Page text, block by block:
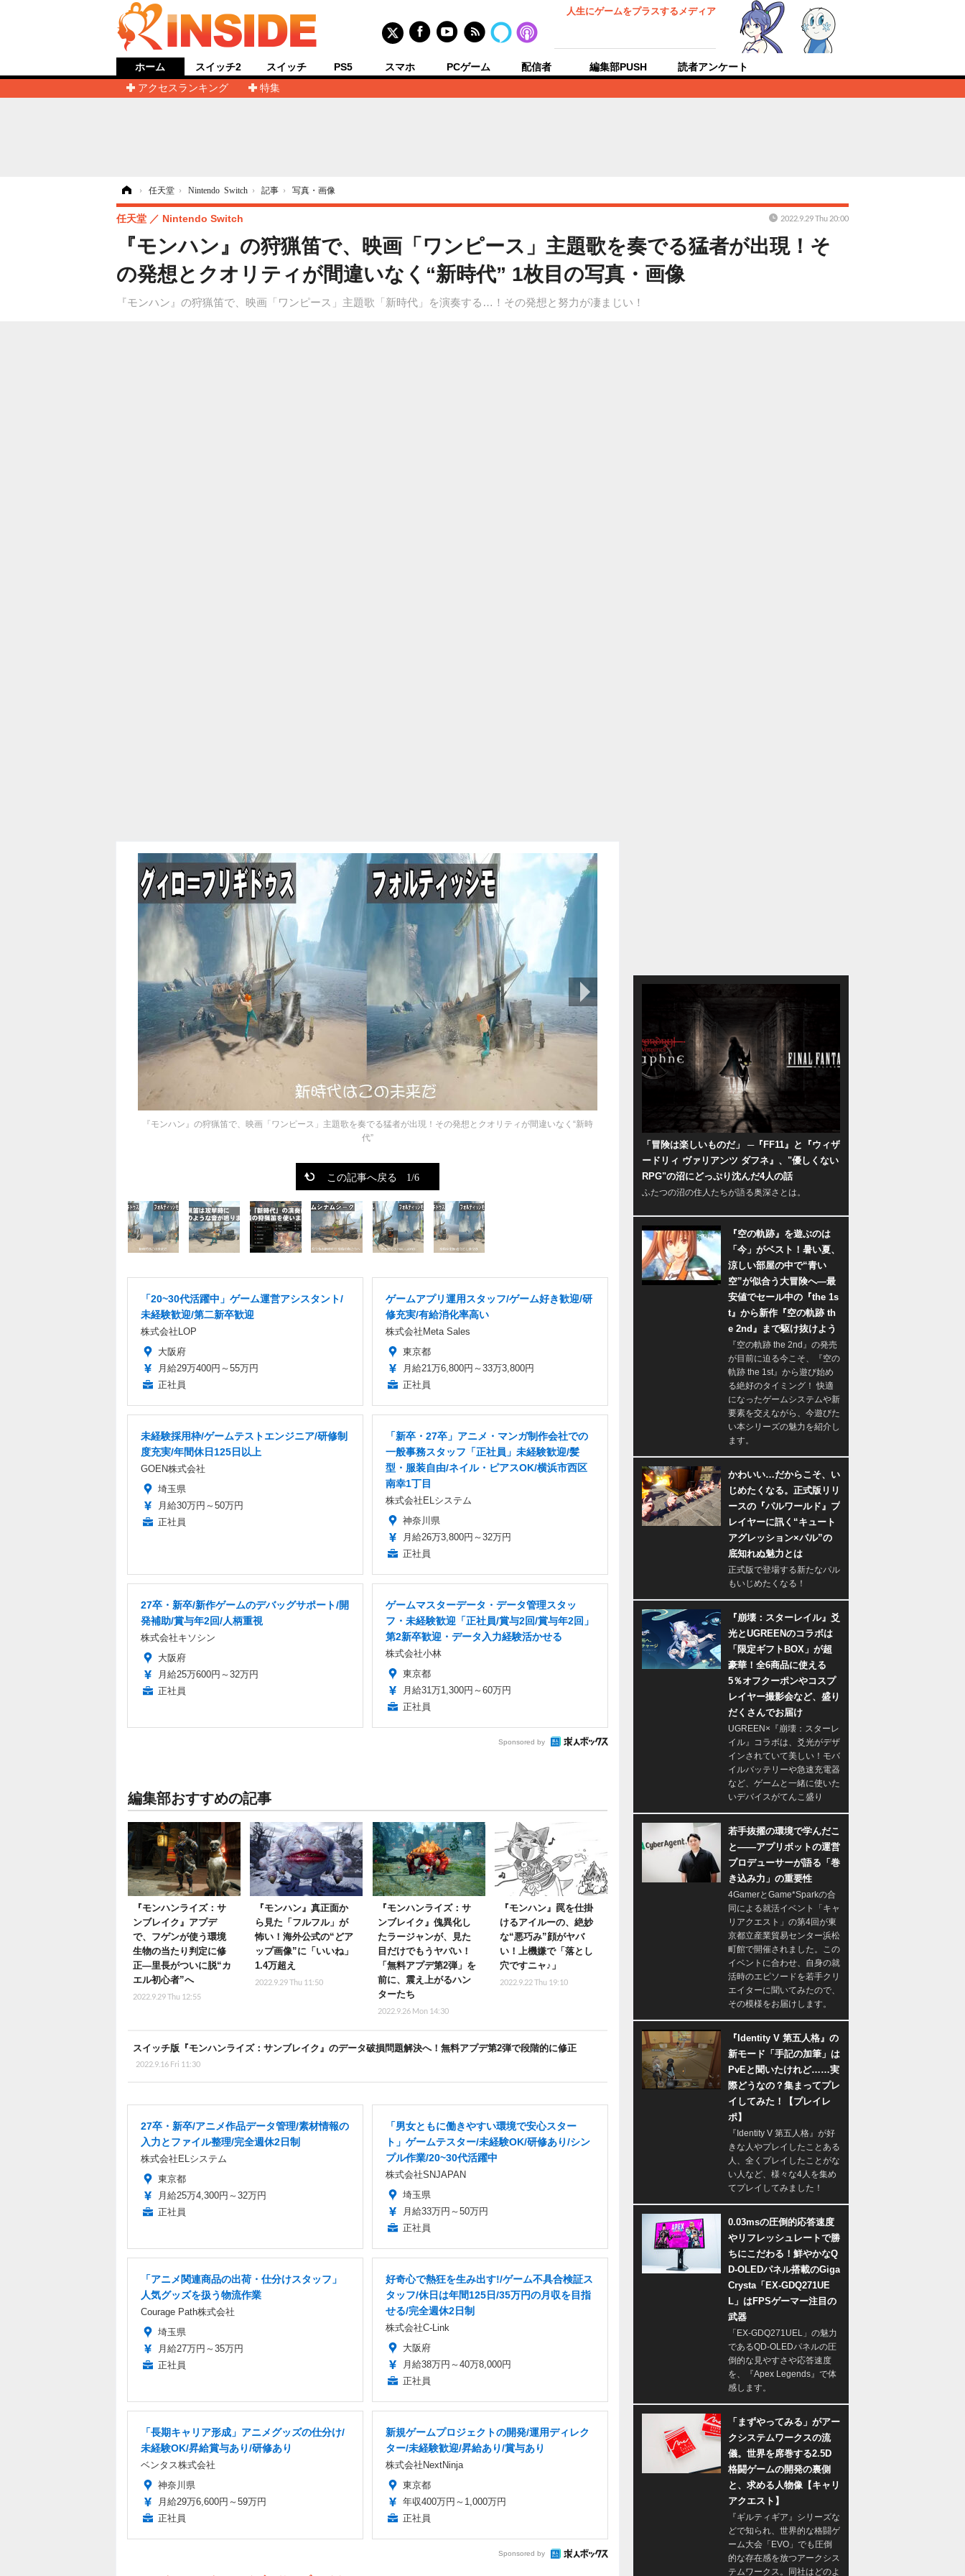
人生にゲームをプラスするメディア
ホーム
アクセスランキング
特集
スイッチ2 スイッチ PS5 スマホ PCゲーム 配信者 編集部PUSH 読者アンケート
› 任天堂 › Nintendo Switch › 記事 › 写真・画像
『モンハン』の狩猟笛で、映画「ワンピース」主題歌を奏でる猛者が出現！そ
の発想とクオリティが間違いなく“新時代” 1枚目の写真・画像
『モンハン』の狩猟笛で、映画「ワンピース」主題歌「新時代」を演奏する…！その発想と努力が凄まじい！
任天堂 Nintendo Switch 2022.9.29 Thu 20:00
『モンハン』の狩猟笛で、映画「ワンピース」主題歌を奏でる猛者が出現！その発想とクオリティが間違いなく“新時
代”
次の画像
この記事へ戻る 1/6
「20~30代活躍中」ゲーム運営アシスタント/
未経験歓迎/第二新卒歓迎
株式会社LOP
大阪府
月給29万400円～55万円
正社員
ゲームアプリ運用スタッフ/ゲーム好き歓迎/研
修充実/有給消化率高い
株式会社Meta Sales
東京都
月給21万6,800円～33万3,800円
正社員
未経験採用枠/ゲームテストエンジニア/研修制
度充実/年間休日125日以上
GOEN株式会社
埼玉県
月給30万円～50万円
正社員
「新卒・27卒」アニメ・マンガ制作会社での
一般事務スタッフ「正社員」未経験歓迎/髪
型・服装自由/ネイル・ピアスOK/横浜市西区
南幸1丁目
株式会社ELシステム
神奈川県
月給26万3,800円～32万円
正社員
27卒・新卒/新作ゲームのデバッグサポート/開
発補助/賞与年2回/人柄重視
株式会社キソシン
大阪府
月給25万600円～32万円
正社員
ゲームマスターデータ・データ管理スタッ
フ・未経験歓迎「正社員/賞与2回/賞与年2回」
第2新卒歓迎・データ入力経験活かせる
株式会社小林
東京都
月給31万1,300円～60万円
正社員
Sponsored by
編集部おすすめの記事
『モンハンライズ：サ
ンブレイク』アプデ
で、フゲンが使う環境
生物の当たり判定に修
正―里長がついに脱“カ
エル初心者”へ
2022.9.29 Thu 12:55
『モンハン』真正面か
ら見た「フルフル」が
怖い！海外公式の“どア
ップ画像”に「いいね」
1.4万超え
2022.9.29 Thu 11:50
『モンハンライズ：サ
ンブレイク』傀異化し
たラージャンが、見た
目だけでもうヤバい！
「無料アプデ第2弾」を
前に、震え上がるハン
ターたち
2022.9.26 Mon 14:30
『モンハン』罠を仕掛
けるアイルーの、絶妙
な“悪巧み”顔がヤバ
い！上機嫌で「落とし
穴ですニャ♪」
2022.9.22 Thu 19:10
スイッチ版『モンハンライズ：サンブレイク』のデータ破損問題解決へ！無料アプデ第2弾で段階的に修正
2022.9.16 Fri 11:30
27卒・新卒/アニメ作品データ管理/素材情報の
入力とファイル整理/完全週休2日制
株式会社ELシステム
東京都
月給25万4,300円～32万円
正社員
「男女ともに働きやすい環境で安心スター
ト」ゲームテスター/未経験OK/研修あり/シン
プル作業/20~30代活躍中
株式会社SNJAPAN
埼玉県
月給33万円～50万円
正社員
「アニメ関連商品の出荷・仕分けスタッフ」
人気グッズを扱う物流作業
Courage Path株式会社
埼玉県
月給27万円～35万円
正社員
好奇心で熱狂を生み出す!/ゲーム不具合検証ス
タッフ/休日は年間125日/35万円の月収を目指
せる/完全週休2日制
株式会社C-Link
大阪府
月給38万円～40万8,000円
正社員
「長期キャリア形成」アニメグッズの仕分け/
未経験OK/昇給賞与あり/研修あり
ベンタス株式会社
神奈川県
月給29万6,600円～59万円
正社員
新規ゲームプロジェクトの開発/運用ディレク
ター/未経験歓迎/昇給あり/賞与あり
株式会社NextNinja
東京都
年収400万円～1,000万円
正社員
Sponsored by
「冒険は楽しいものだ」 ─『FF11』と『ウィザ
ードリィ ヴァリアンツ ダフネ』、"優しくない
RPG"の沼にどっぷり沈んだ4人の話
ふたつの沼の住人たちが語る奥深さとは。
『空の軌跡』を遊ぶのは
「今」がベスト！暑い夏、
涼しい部屋の中で“青い
空”が似合う大冒険へ―最
安値でセール中の『the 1s
t』から新作『空の軌跡 th
e 2nd』まで駆け抜けよう
『空の軌跡 the 2nd』の発売
が目前に迫る今こそ、『空の
軌跡 the 1st』から遊び始め
る絶好のタイミング！ 快適
になったゲームシステムや新
要素を交えながら、今遊びた
い本シリーズの魅力を紹介し
ます。
かわいい…だからこそ、い
じめたくなる。正式版リリ
ースの『パルワールド』プ
レイヤーに訊く“キュート
アグレッション×パル”の
底知れぬ魅力とは
正式版で登場する新たなパル
もいじめたくなる！
『崩壊：スターレイル』爻
光とUGREENのコラボは
「限定ギフトBOX」が超
豪華！全6商品に使える
5％オフクーポンやコスプ
レイヤー撮影会など、盛り
だくさんでお届け
UGREEN×『崩壊：スターレ
イル』コラボは、爻光がデザ
インされていて美しい！モバ
イルバッテリーや急速充電器
など、ゲームと一緒に使いた
いデバイスがてんこ盛り
若手抜擢の環境で学んだこ
と――アプリボットの運営
プロデューサーが語る「巻
き込み力」の重要性
4GamerとGame*Sparkの合
同による就活イベント「キャ
リアクエスト」の第4回が東
京都立産業貿易センター浜松
町館で開催されました。この
イベントに合わせ、自身の就
活時のエピソードを若手クリ
エイターに聞いてみたので、
その模様をお届けします。
『Identity V 第五人格』の
新モード「手記の加筆」は
PvEと聞いたけれど……実
際どうなの？集まってプレ
イしてみた！【プレイレ
ポ】
『Identity V 第五人格』が好
きな人やプレイしたことある
人、全くプレイしたことがな
い人など、様々な4人を集め
てプレイしてみました！
0.03msの圧倒的応答速度
やリフレッシュレートで勝
ちにこだわる！鮮やかなQ
D-OLEDパネル搭載のGiga
Crysta「EX-GDQ271UE
L」はFPSゲーマー注目の
武器
「EX-GDQ271UEL」の魅力
であるQD-OLEDパネルの圧
倒的な見やすさや応答速度
を、『Apex Legends』で体
感します。
「まずやってみる」がアー
クシステムワークスの流
儀。世界を席巻する2.5D
格闘ゲームの開発の裏側
と、求める人物像【キャリ
アクエスト】
『ギルティギア』シリーズな
どで知られ、世界的な格闘ゲ
ーム大会「EVO」でも圧倒
的な存在感を放つアークシス
テムワークス。同社はどのよ